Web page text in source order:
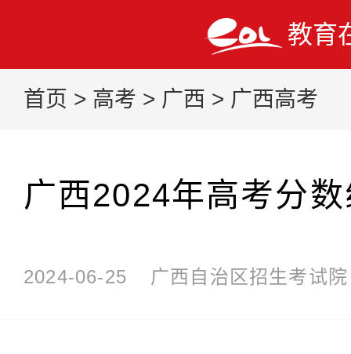
教育
首页 > 高考 > 广西 > 广西高考
广西2024年高考分
2024-06-25 广西自治区招生考试院